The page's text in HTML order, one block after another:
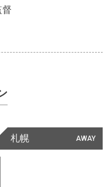
AWAY
札幌